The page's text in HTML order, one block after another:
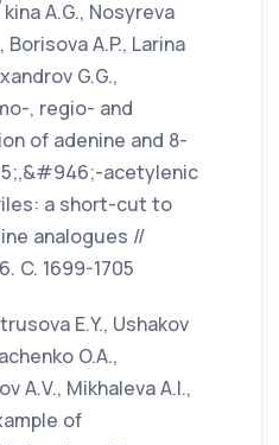
A.G., Nosyreva
Borisova A.P., Larina
G.G.,
, regio- and
of adenine and 8-
acetylenic
a short-cut to
analogues //
C. 1699-1705
E.Y., Ushakov
O.A.,
A.V., Mikhaleva A.I.,
of